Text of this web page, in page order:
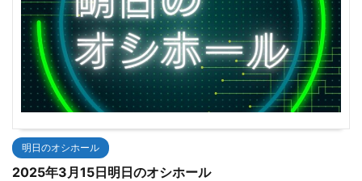
明日のオシホール
2025年3月15日明日のオシホール